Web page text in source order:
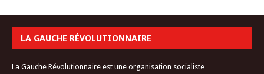
LA GAUCHE RÉVOLUTIONNAIRE
La Gauche Révolutionnaire est une organisation socialiste